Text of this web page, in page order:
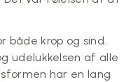
både krop og sind.
udelukkelsen af alle
har en lang